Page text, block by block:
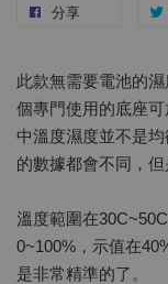
分享
此款無需要電池的
個專門使用的底座
中溫度濕度並不是
的數據都會不同，但
溫度範圍在
0~100%，示值在
是非常精準的了。